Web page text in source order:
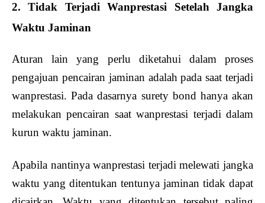
2. Tidak Terjadi Wanprestasi Setelah Jangka
Waktu Jaminan
Aturan lain yang perlu diketahui dalam proses
pengajuan pencairan jaminan adalah pada saat terjadi
wanprestasi. Pada dasarnya surety bond hanya akan
melakukan pencairan saat wanprestasi terjadi dalam
kurun waktu jaminan.
Apabila nantinya wanprestasi terjadi melewati jangka
waktu yang ditentukan tentunya jaminan tidak dapat